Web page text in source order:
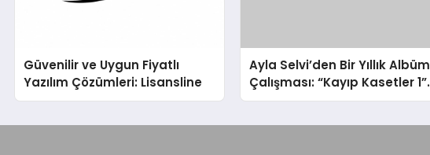
Güvenilir ve Uygun Fiyatlı
Yazılım Çözümleri: Lisansline
Ayla Selvi’den Bir Yıllık Albüm
Çalışması: “Kayıp Kasetler 1”
31 Temmuz’da Çıktı